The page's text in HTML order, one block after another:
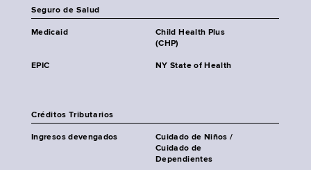
Seguro de Salud
Medicaid
Child Health Plus
(CHP)
EPIC NY State of Health
Créditos Tributarios
Ingresos devengados
Cuidado de Niños /
Cuidado de
Dependientes